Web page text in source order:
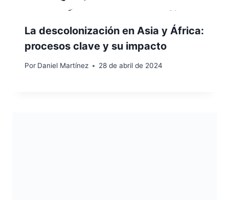
La descolonización en Asia y África:
procesos clave y su impacto
Por Daniel Martínez 28 de abril de 2024